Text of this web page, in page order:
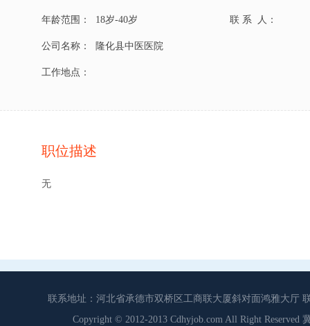
年龄范围： 18岁-40岁 联 系 人：
公司名称： 隆化县中医医院
工作地点：
职位描述
无
联系地址：河北省承德市双桥区工商联大厦斜对面鸿雅大厅
Copyright © 2012-2013 Cdhyjob.com All Right Reserved